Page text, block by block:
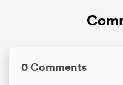
0 Comments